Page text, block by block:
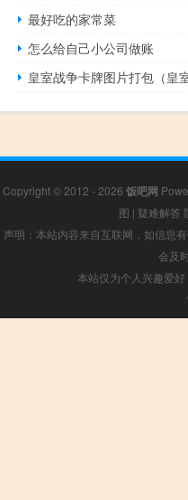
最好吃的家常菜
怎么给自己小公司做账
皇室战争卡牌图片打包（皇
Copyright © 2012 - 2026 饭吧网
图 | 疑难解答
声明：本站内容来自互联网，如信息
会及
本站仅为个人兴趣爱